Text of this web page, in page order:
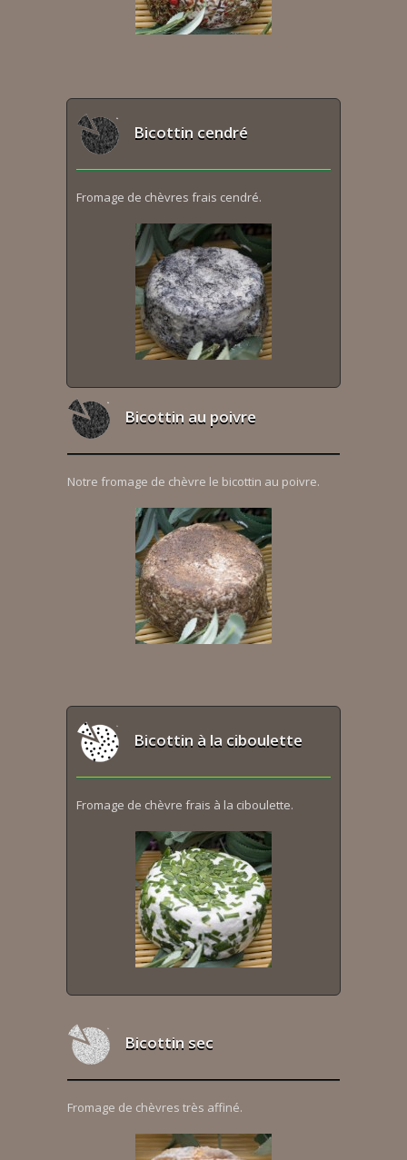
Bicottin cendré
Fromage de chèvres frais cendré.
Bicottin au poivre
Notre fromage de chèvre le bicottin au poivre.
Bicottin à la ciboulette
Fromage de chèvre frais à la ciboulette.
Bicottin sec
Fromage de chèvres très affiné.